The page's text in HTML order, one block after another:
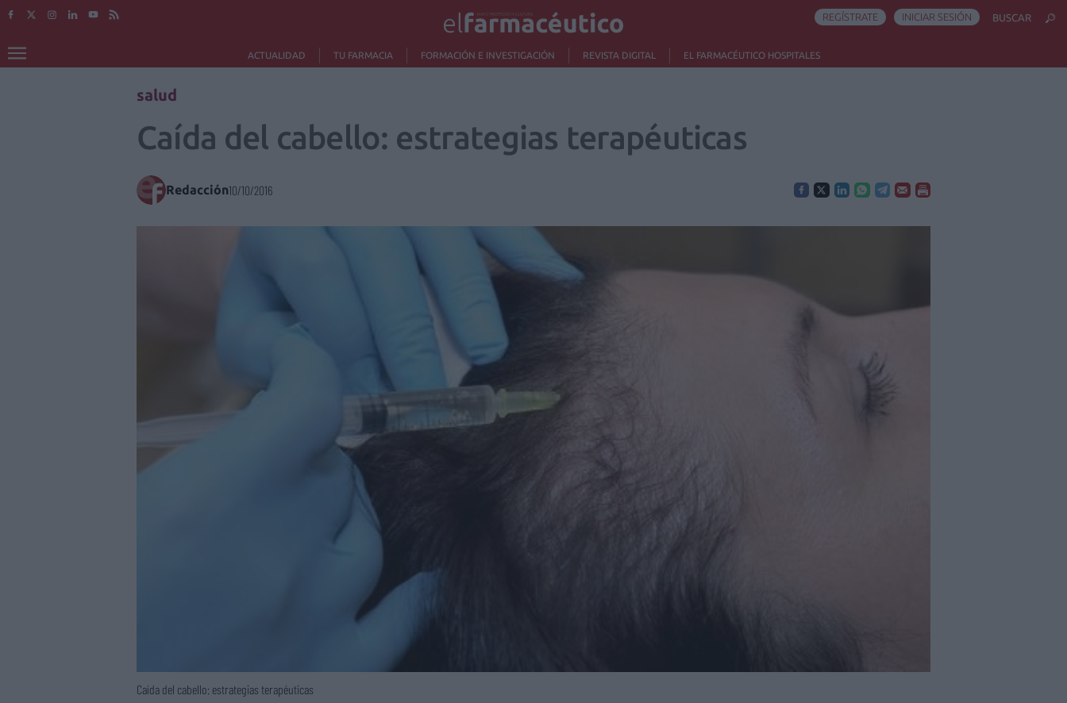
ACTUALIDAD TU FARMACIA FORMACIÓN E INVESTIGACIÓN REVISTA DIGITAL EL FARMACÉUTICO HOSPITALES
REGÍSTRATE INICIAR SESIÓN BUSCAR
salud
Caída del cabello: estrategias terapéuticas
Redacción10/10/2016
Caída del cabello: estrategias terapéuticas